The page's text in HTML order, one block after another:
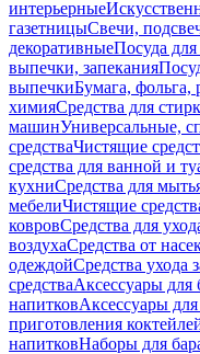
интерьерные
газетницыСвечи,
декоративныеПосуда
выпечки, запекания
выпечкиБумага, фольга,
химияСредства для
машинУниверсальные,
средстваЧистящие
средства для ванной и
кухниСредства для
мебелиЧистящие
ковровСредства для
воздухаСредства от
одеждойСредства ухода
средстваАксессуары для
напитковАксессуары
приготовления
напитковНаборы для